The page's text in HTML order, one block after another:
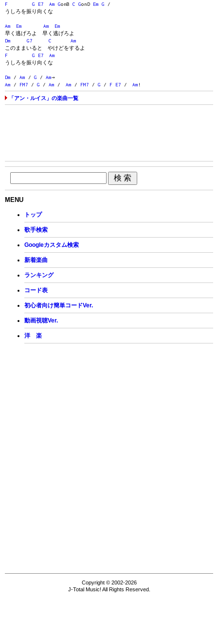
F
G E7 Am GonB C GonD Em G /
うしろを振り向くな
Am Em Am
Em
早く逃げろよ 早く逃げろよ
Dm
G7 C
Am
このままいると やけどをするよ
F
G E7
Am
うしろを振り向くな
Dm / Am / G / Am→
Am / FM7 / G / Am / Am / FM7 / G / F E7 / Am !
「アン・ルイス」の楽曲一覧
MENU
トップ
歌手検索
Googleカスタム検索
新着楽曲
ランキング
コード表
初心者向け簡単コードVer.
動画視聴Ver.
洋 楽
Copyright © 2002-2026
J-Total Music! All Rights Reserved.